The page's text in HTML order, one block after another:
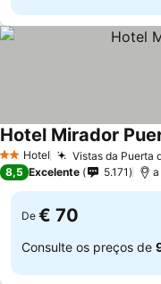
2 Estrelas
Hotel Vistas da Puerta
Hotel Mirador
8,5 Excelente 5.171 a
De € 70
Consulte os preços de